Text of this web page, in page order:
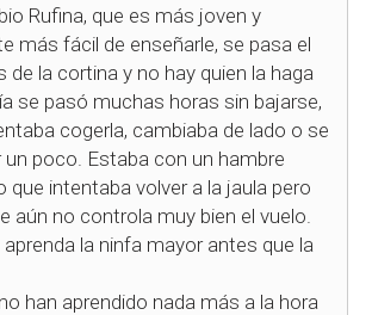
Rufina, que es más joven y
más fácil de enseñarle, se pasa el
de la cortina y no hay quien la haga
se pasó muchas horas sin bajarse,
cogerla, cambiaba de lado o se
un poco. Estaba con un hambre
que intentaba volver a la jaula pero
aún no controla muy bien el vuelo.
la ninfa mayor antes que la
han aprendido nada más a la hora